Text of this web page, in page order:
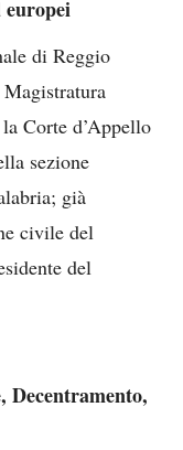
di Reggio
Corte d’Appello
sezione
già
civile del
del
Decentramento,